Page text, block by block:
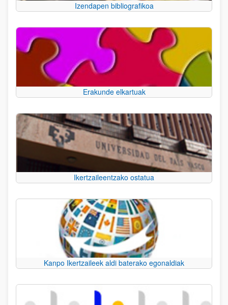
Izendapen bibliografikoa
Erakunde elkartuak
Ikertzaileentzako ostatua
Kanpo Ikertzaileek aldi baterako egonaldiak